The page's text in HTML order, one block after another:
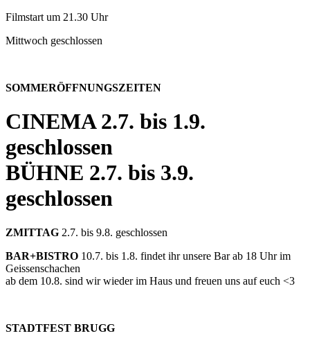
Filmstart um 21.30 Uhr
Mittwoch geschlossen
SOMMERÖFFNUNGSZEITEN
CINEMA2.7. bis 1.9.
geschlossen
BÜHNE 2.7. bis 3.9.
geschlossen
ZMITTAG 2.7. bis 9.8. geschlossen
BAR+BISTRO 10.7. bis 1.8. findet ihr unsere Bar ab 18 Uhr im
Geissenschachen
ab dem 10.8. sind wir wieder im Haus und freuen uns auf euch <3
STADTFEST BRUGG